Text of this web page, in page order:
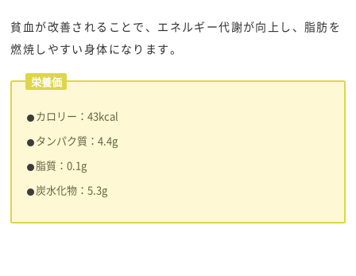
貧血が改善されることで、エネルギー代謝が向上し、脂肪を
燃焼しやすい身体になります。
栄養価
​​カロリー：43kcal
タンパク質：4.4g
脂質：0.1g
炭水化物：5.3g